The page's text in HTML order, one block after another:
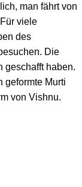
man fährt von
viele
des
Die
geschafft haben.
geformte Murti
von Vishnu.